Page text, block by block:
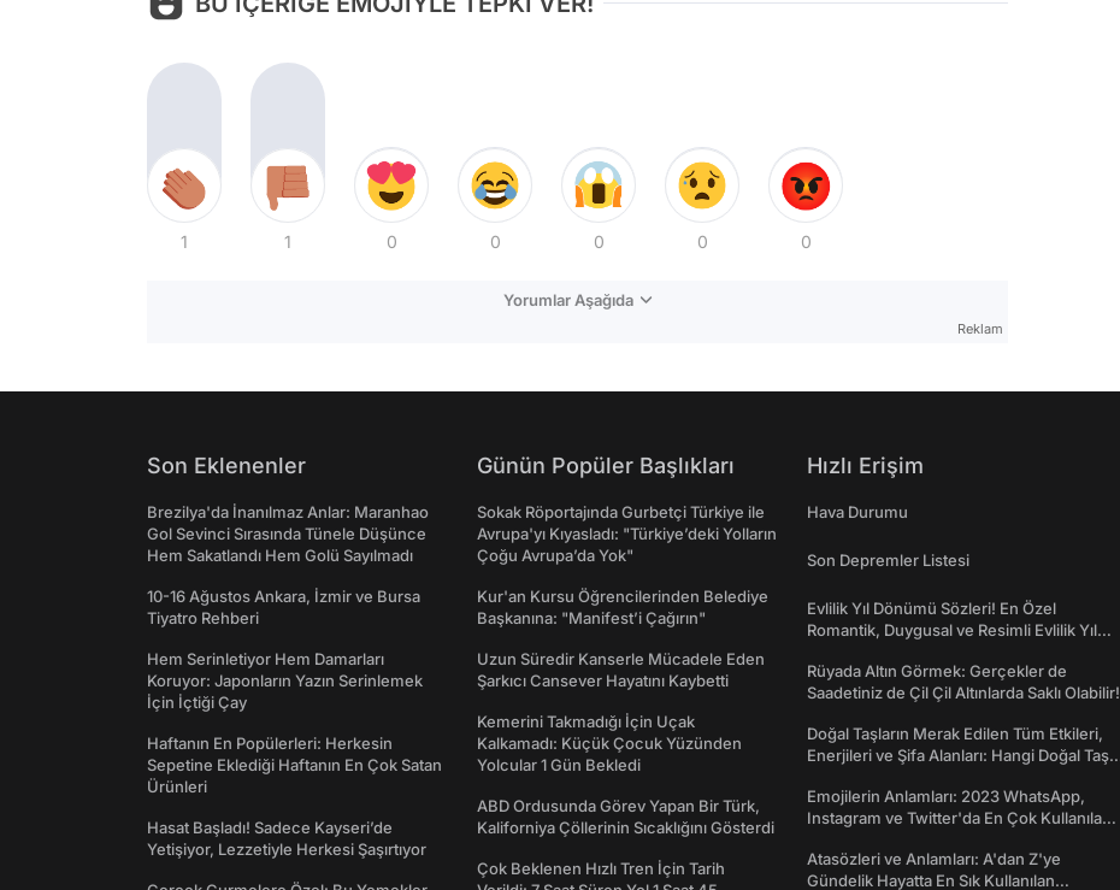
1 1 0 0 0 0 0
Yorumlar Aşağıda
Reklam
Son Eklenenler
Brezilya'da İnanılmaz Anlar: Maranhao
Gol Sevinci Sırasında Tünele Düşünce
Hem Sakatlandı Hem Golü Sayılmadı
10-16 Ağustos Ankara, İzmir ve Bursa
Tiyatro Rehberi
Hem Serinletiyor Hem Damarları
Koruyor: Japonların Yazın Serinlemek
İçin İçtiği Çay
Haftanın En Popülerleri: Herkesin
Sepetine Eklediği Haftanın En Çok Satan
Ürünleri
Hasat Başladı! Sadece Kayseri’de
Yetişiyor, Lezzetiyle Herkesi Şaşırtıyor
Günün Popüler Başlıkları
Sokak Röportajında Gurbetçi Türkiye ile
Avrupa'yı Kıyasladı: "Türkiye’deki Yolların
Çoğu Avrupa’da Yok"
Kur'an Kursu Öğrencilerinden Belediye
Başkanına: "Manifest’i Çağırın"
Uzun Süredir Kanserle Mücadele Eden
Şarkıcı Cansever Hayatını Kaybetti
Kemerini Takmadığı İçin Uçak
Kalkamadı: Küçük Çocuk Yüzünden
Yolcular 1 Gün Bekledi
ABD Ordusunda Görev Yapan Bir Türk,
Kaliforniya Çöllerinin Sıcaklığını Gösterdi
Çok Beklenen Hızlı Tren İçin Tarih
Hızlı Erişim
Hava Durumu
Son Depremler Listesi
Evlilik Yıl Dönümü Sözleri! En Özel
Romantik, Duygusal ve Resimli Evlilik Yıl
Rüyada Altın Görmek: Gerçekler de
Saadetiniz de Çil Çil Altınlarda Saklı Olabilir!
Doğal Taşların Merak Edilen Tüm Etkileri,
Enerjileri ve Şifa Alanları: Hangi Doğal Taş
Emojilerin Anlamları: 2023 WhatsApp,
Instagram ve Twitter'da En Çok Kullanılan
Atasözleri ve Anlamları: A'dan Z'ye
Gündelik Hayatta En Sık Kullanılan